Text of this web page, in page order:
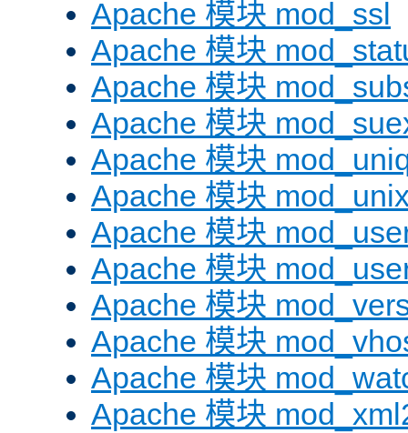
Apache 模块 mod_ssl
Apache 模块
Apache 模块
Apache 模块
Apache 模块
Apache 模块
Apache 模块
Apache 模块
Apache 模块
Apache 模块
Apache 模块
Apache 模块